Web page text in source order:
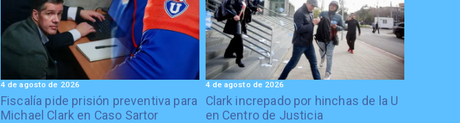
Fiscalía pide prisión preventiva para
Michael Clark en Caso Sartor
4 de agosto de 2026
Clark increpado por hinchas de la U
en Centro de Justicia
4 de agosto de 2026